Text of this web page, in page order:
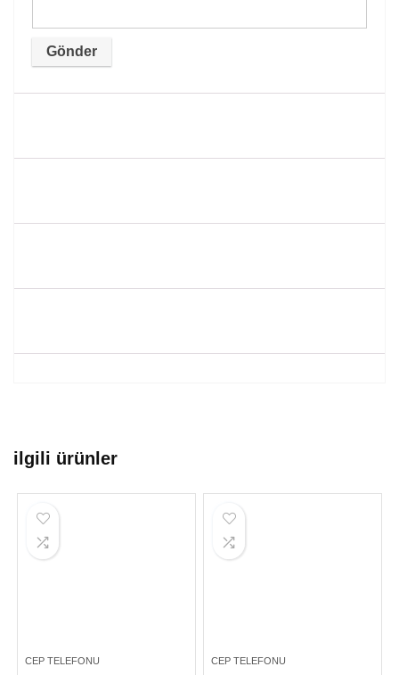
ilgili ürünler
CEP TELEFONU CEP TELEFONU